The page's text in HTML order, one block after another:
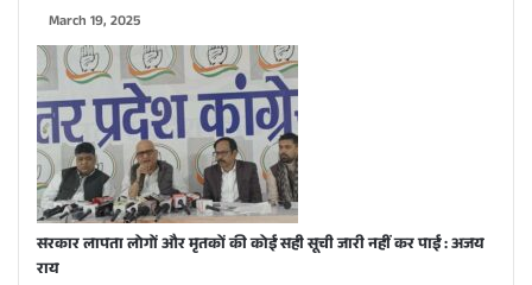
March 19, 2025
सरकार लापता लोगों और मृतकों की कोई सही सूची जारी नहीं कर पाई : अजय
राय